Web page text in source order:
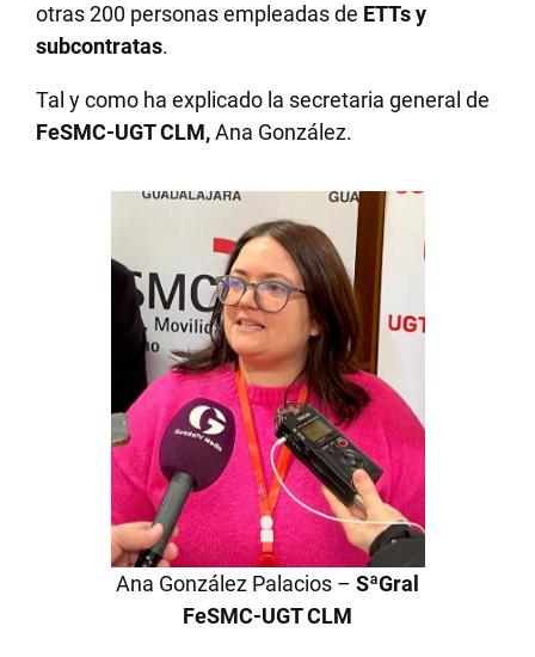
otras 200 personas empleadas de ETTs y
subcontratas.
Tal y como ha explicado la secretaria general de
FeSMC-UGT CLM,Ana González.
Ana González Palacios – SªGral
FeSMC-UGT CLM